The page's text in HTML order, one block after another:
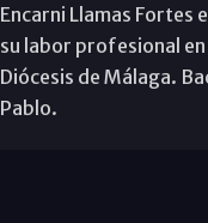
Encarni Llamas Fortes
su labor profesional en
Diócesis de Málaga.
Pablo.